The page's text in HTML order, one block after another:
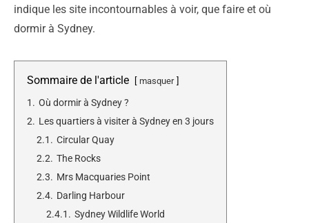
indique les site incontournables à voir, que faire et où
dormir à Sydney.
Sommaire de l'article masquer
1. Où dormir à Sydney ?
2. Les quartiers à visiter à Sydney en 3 jours
2.1. Circular Quay
2.2. The Rocks
2.3. Mrs Macquaries Point
2.4. Darling Harbour
2.4.1. Sydney Wildlife World